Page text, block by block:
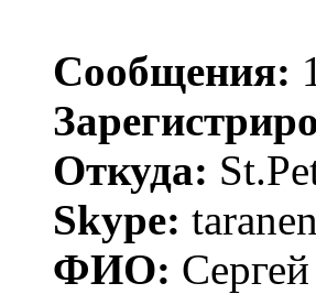
Сообщения:
Откуда:
Skype:
ФИО: